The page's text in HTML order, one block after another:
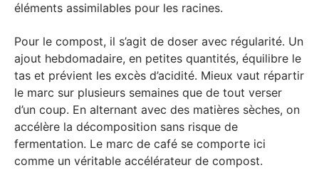
éléments assimilables pour les racines.
Pour le compost, il s’agit de doser avec régularité. Un
ajout hebdomadaire, en petites quantités, équilibre le
tas et prévient les excès d’acidité. Mieux vaut répartir
le marc sur plusieurs semaines que de tout verser
d’un coup. En alternant avec des matières sèches, on
accélère la décomposition sans risque de
fermentation. Le marc de café se comporte ici
comme un véritable accélérateur de compost.